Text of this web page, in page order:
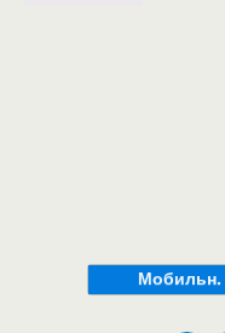
Мобильн.